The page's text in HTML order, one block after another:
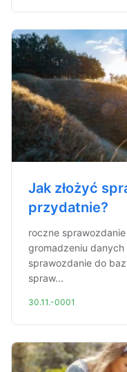
Jak złożyć
przydatnie?
roczne
gromadzeniu danych
sprawozdanie do
spraw...
30.11.-0001